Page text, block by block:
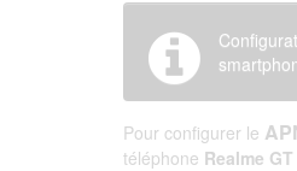
Pour configurer le
téléphone Realme